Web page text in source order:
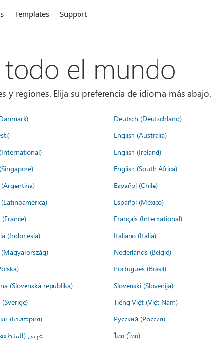
Templates Support
el mundo
y regiones. Elija su preferencia de idioma más abajo.
Deutsch (Deutschland)
English (Australia)
English (Ireland)
English (South Africa)
(Argentina) Español (Chile)
(Latinoamérica) Español (México)
(France) Français (International)
(Indonesia) Italiano (Italia)
Nederlands (België)
Português (Brasil)
(Slovenská republika) Slovenski (Slovenija)
(Sverige) Tiếng Việt (Việt Nam)
(България) Русский (Россия)
عربي (المنطقة ไทย (ไทย)